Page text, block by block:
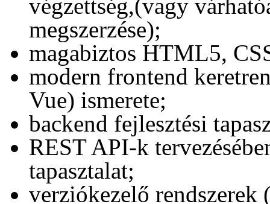
végzettség,(vagy
megszerzése);
magabiztos HTML5,
modern frontend
Vue) ismerete;
backend fejlesztési
REST API-k
tapasztalat;
verziókezelő rendszerek